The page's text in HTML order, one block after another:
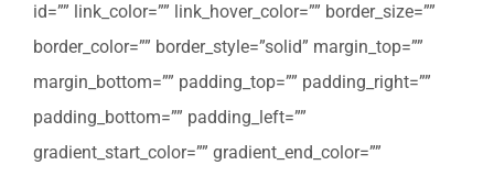
id=”” link_color=”” link_hover_color=”” border_size=””
border_color=”” border_style=”solid” margin_top=””
margin_bottom=”” padding_top=”” padding_right=””
padding_bottom=”” padding_left=””
gradient_start_color=”” gradient_end_color=””